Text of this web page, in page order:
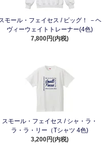
モール・フェイセス / ビッグ！ －ヘ
ヴィーウェイトトレーナー(4色)
7,800円(内税)
スモール・フェイセス / シャ・ラ・
ラ・ラ・リー（Tシャツ 4色)
3,200円(内税)